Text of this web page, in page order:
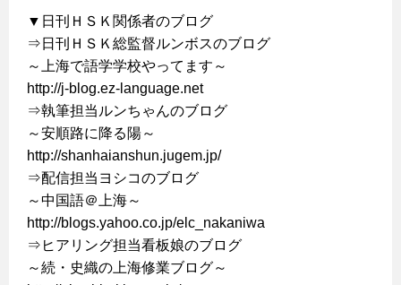
▼日刊ＨＳＫ関係者のブログ
⇒日刊ＨＳＫ総監督ルンボスのブログ
～上海で語学学校やってます～
http://j-blog.ez-language.net
⇒執筆担当ルンちゃんのブログ
～安順路に降る陽～
http://shanhaianshun.jugem.jp/
⇒配信担当ヨシコのブログ
～中国語＠上海～
http://blogs.yahoo.co.jp/elc_nakaniwa
⇒ヒアリング担当看板娘のブログ
～続・史織の上海修業ブログ～